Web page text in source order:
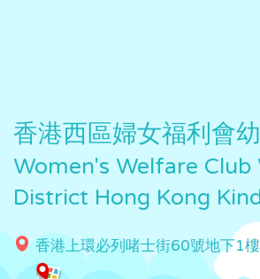
香港西區婦女福利會
Women's Welfare Club
District Hong Kong
香港上環必列啫士街60號地下1